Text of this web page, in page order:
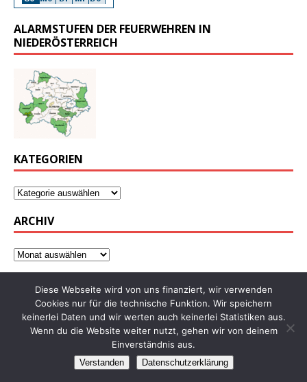
ALARMSTUFEN DER FEUERWEHREN IN
NIEDERÖSTERREICH
KATEGORIEN
ARCHIV
Copyright © 2026 | WordPress Theme vonMH Themes
Diese Webseite wird von uns finanziert, wir verwenden
Cookies nur für die technische Funktion. Wir speichern
keinerlei Daten und wir werten auch keinerlei Statistiken aus.
Wenn du die Website weiter nutzt, gehen wir von deinem
Einverständnis aus.
Verstanden Datenschutzerklärung